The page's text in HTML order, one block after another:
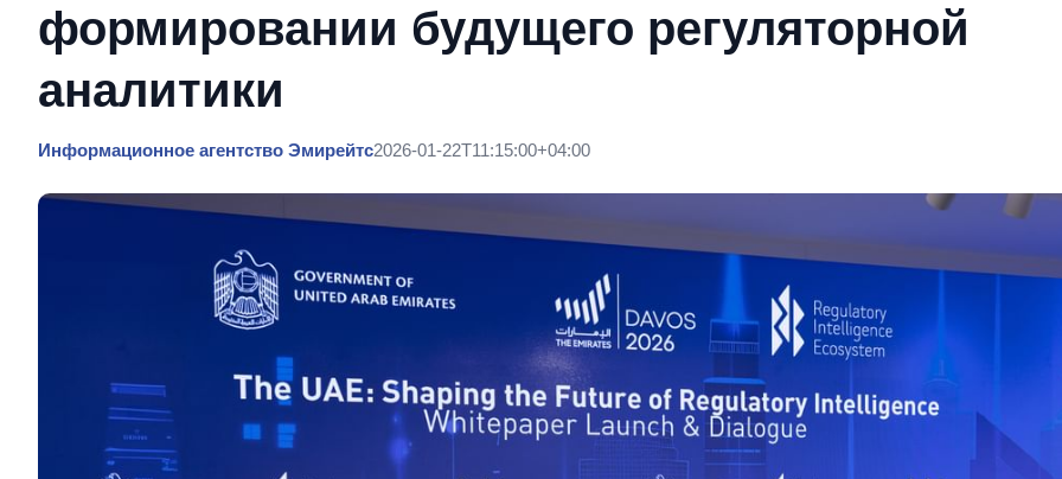
формировании будущего регуляторной
аналитики
Информационное агентство Эмирейтс2026-01-22T11:15:00+04:00